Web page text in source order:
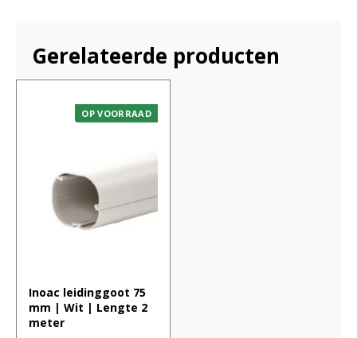
Gerelateerde producten
OP VOORRAAD
Inoac leidinggoot 75
mm | Wit | Lengte 2
meter